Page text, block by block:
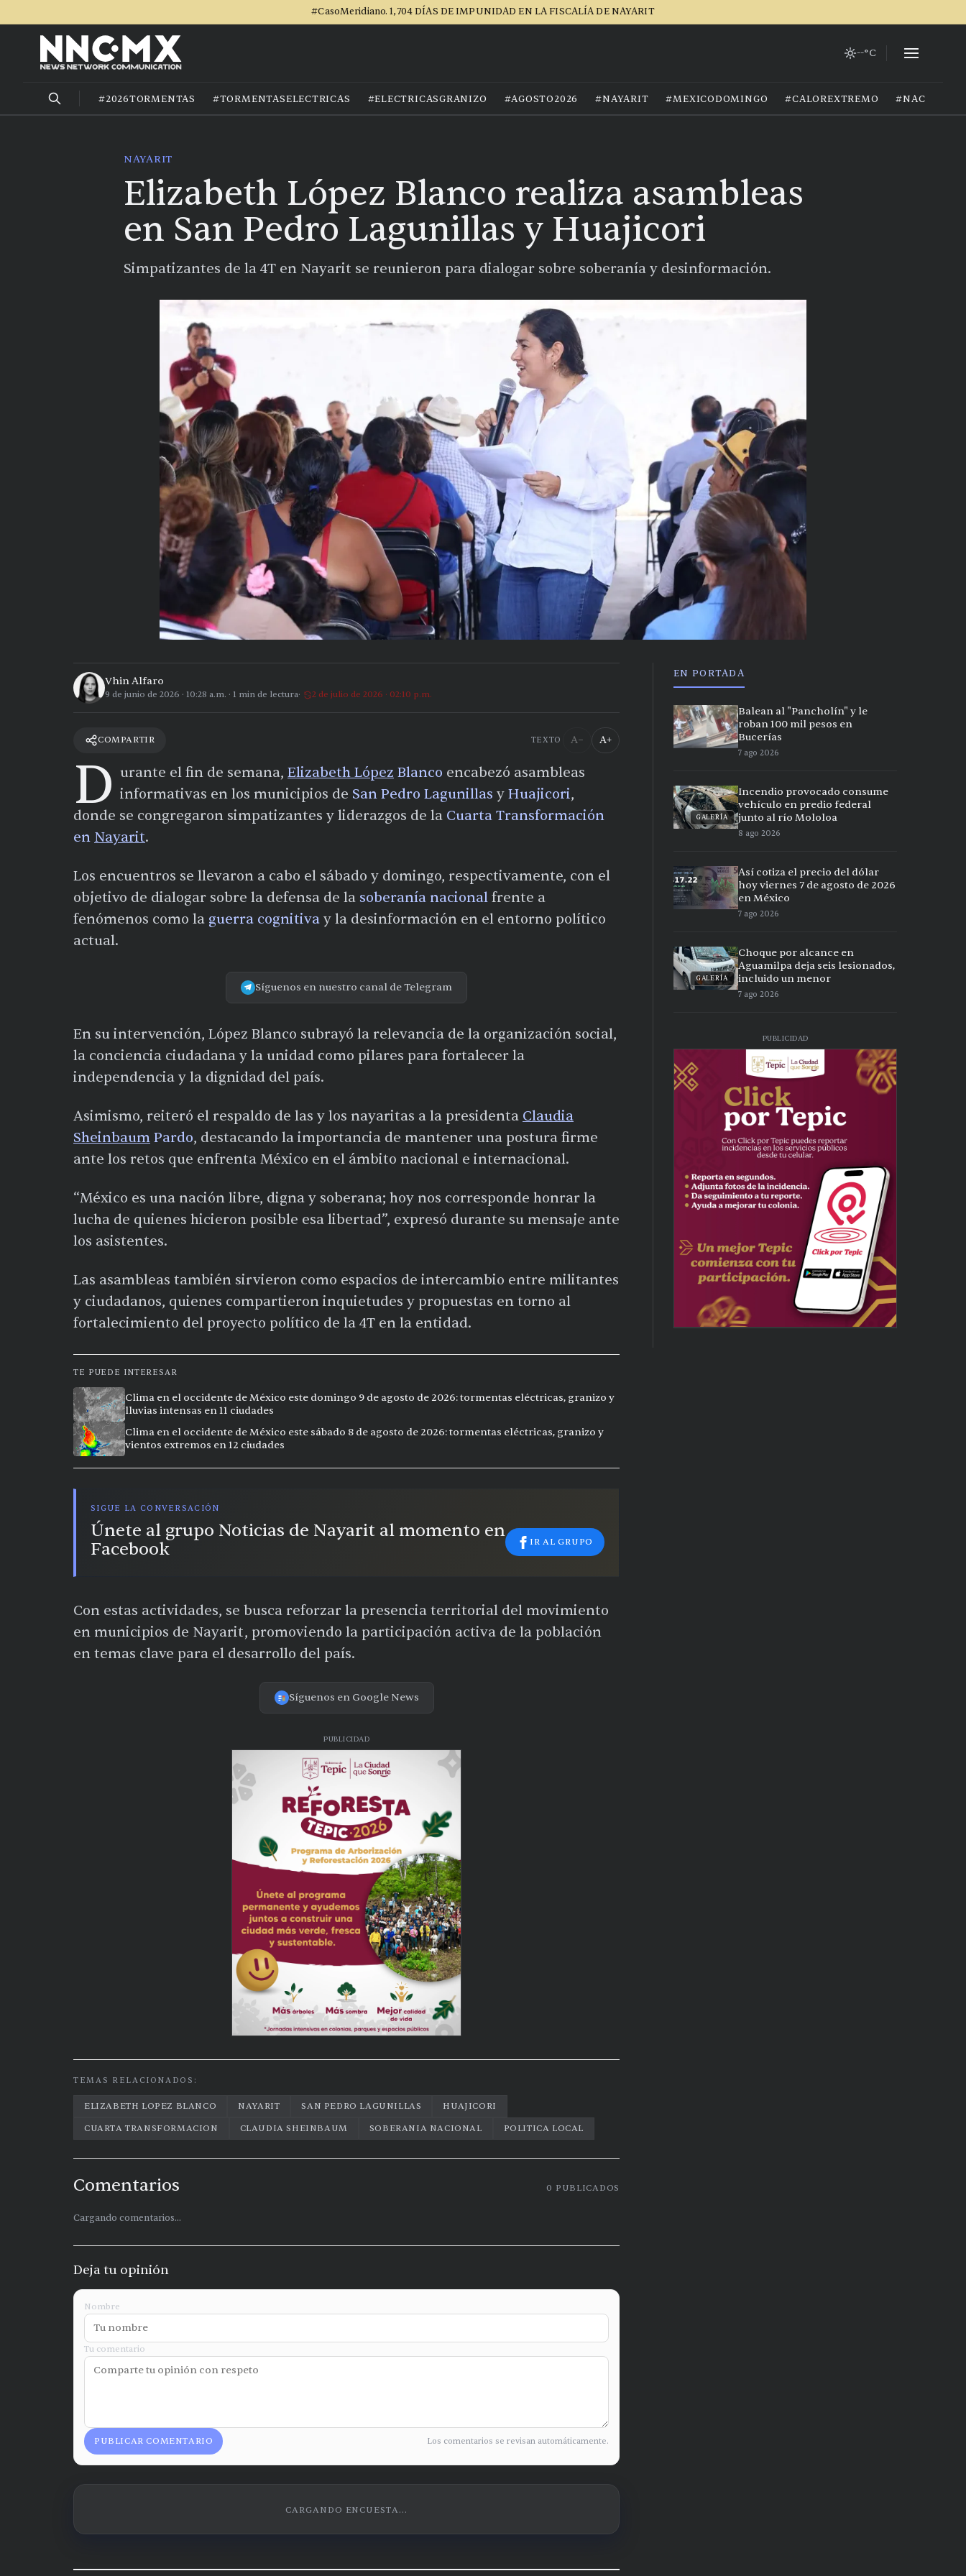
#CasoMeridiano. 1,704 DÍAS DE IMPUNIDAD EN LA FISCALÍA DE NAYARIT
--°C
#2026TORMENTAS #TORMENTASELECTRICAS #ELECTRICASGRANIZO #AGOSTO2026 #NAYARIT #MEXICODOMINGO #CALOREXTREMO #NACIONAL
NAYARIT
Elizabeth López Blanco realiza asambleas
en San Pedro Lagunillas y Huajicori
Simpatizantes de la 4T en Nayarit se reunieron para dialogar sobre soberanía y desinformación.
Vhin Alfaro
9 de junio de 2026 · 10:28 a.m. · 1 min de lectura 2 de julio de 2026 · 02:10 p.m.
COMPARTIR TEXTO A− A+
D urante el fin de semana, Elizabeth López Blanco encabezó asambleas
informativas en los municipios de San Pedro Lagunillas y Huajicori,
donde se congregaron simpatizantes y liderazgos de la Cuarta Transformación
en Nayarit.
Los encuentros se llevaron a cabo el sábado y domingo, respectivamente, con el
objetivo de dialogar sobre la defensa de la soberanía nacional frente a
fenómenos como la guerra cognitiva y la desinformación en el entorno político
actual.
Síguenos en nuestro canal de Telegram
En su intervención, López Blanco subrayó la relevancia de la organización social,
la conciencia ciudadana y la unidad como pilares para fortalecer la
independencia y la dignidad del país.
Asimismo, reiteró el respaldo de las y los nayaritas a la presidenta Claudia
Sheinbaum Pardo, destacando la importancia de mantener una postura firme
ante los retos que enfrenta México en el ámbito nacional e internacional.
“México es una nación libre, digna y soberana; hoy nos corresponde honrar la
lucha de quienes hicieron posible esa libertad”, expresó durante su mensaje ante
los asistentes.
Las asambleas también sirvieron como espacios de intercambio entre militantes
y ciudadanos, quienes compartieron inquietudes y propuestas en torno al
fortalecimiento del proyecto político de la 4T en la entidad.
TE PUEDE INTERESAR
Clima en el occidente de México este domingo 9 de agosto de 2026: tormentas eléctricas, granizo y
lluvias intensas en 11 ciudades
Clima en el occidente de México este sábado 8 de agosto de 2026: tormentas eléctricas, granizo y
vientos extremos en 12 ciudades
SIGUE LA CONVERSACIÓN
Únete al grupo Noticias de Nayarit al momento en
Facebook
IR AL GRUPO
Con estas actividades, se busca reforzar la presencia territorial del movimiento
en municipios de Nayarit, promoviendo la participación activa de la población
en temas clave para el desarrollo del país.
Síguenos en Google News
PUBLICIDAD
TEMAS RELACIONADOS:
ELIZABETH LOPEZ BLANCO NAYARIT SAN PEDRO LAGUNILLAS
HUAJICORI
CUARTA TRANSFORMACION
CLAUDIA SHEINBAUM SOBERANIA NACIONAL POLITICA LOCAL
Comentarios 0 PUBLICADOS
Cargando comentarios...
Deja tu opinión
Nombre
Tu comentario
PUBLICAR COMENTARIO Los comentarios se revisan automáticamente.
CARGANDO ENCUESTA...
EN PORTADA
Balean al "Pancholín" y le
roban 100 mil pesos en
Bucerías
7 ago 2026
GALERÍA
Incendio provocado consume
vehículo en predio federal
junto al río Mololoa
8 ago 2026
Así cotiza el precio del dólar
hoy viernes 7 de agosto de 2026
en México
7 ago 2026
GALERÍA
Choque por alcance en
Aguamilpa deja seis lesionados,
incluido un menor
7 ago 2026
PUBLICIDAD